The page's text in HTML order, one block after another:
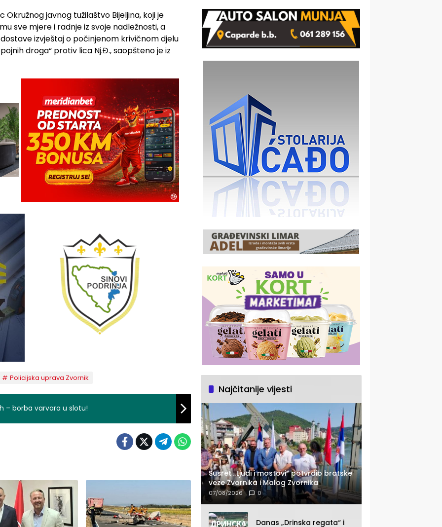
javnog tužilaštvo Bijeljina, koji je
sve mjere i radnje iz svoje nadležnosti, a
izvještaj o počinjenom krivičnom djelu
droga“ protiv lica Nj.Đ., saopšteno je iz
Policijska uprava Zvornik
– borba varvara u slotu!
FBiH: Ustrajni da je
stečaj jedino rješenje
Najčitanije vijesti
Susret „Ljudi i mostovi“ potvrdio bratske
veze Zvornika i Malog Zvornika
07/08/2026 0
Danas „Drinska regata“ i